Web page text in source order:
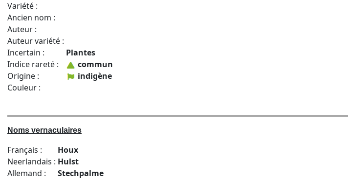
Variété :
Ancien nom :
Auteur :
Auteur variété :
Incertain :
Plantes
Indice rareté :
commun
Origine :
indigène
Couleur :
Noms vernaculaires
Français :
Houx
Neerlandais : Hulst
Allemand :
Stechpalme